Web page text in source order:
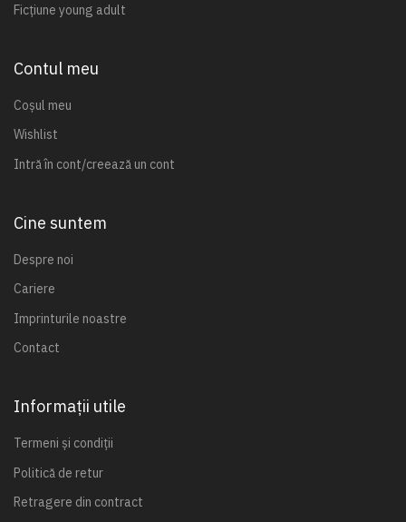
Ficțiune young adult
Contul meu
Coșul meu
Wishlist
Intră în cont/creează un cont
Cine suntem
Despre noi
Cariere
Imprinturile noastre
Contact
Informații utile
Termeni și condiții
Politică de retur
Retragere din contract